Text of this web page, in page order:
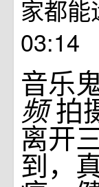
03:14
音乐
频拍
离开
到，